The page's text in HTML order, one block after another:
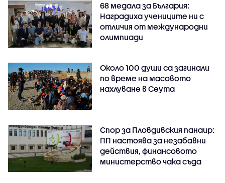
68 медала за България:
Наградиха учениците ни с
отличия от международни
олимпиади
Около 100 души са загинали
по време на масовото
нахлуване в Сеута
Спор за Пловдивския панаир:
ПП настоява за незабавни
действия, финансовото
министерство чака съда